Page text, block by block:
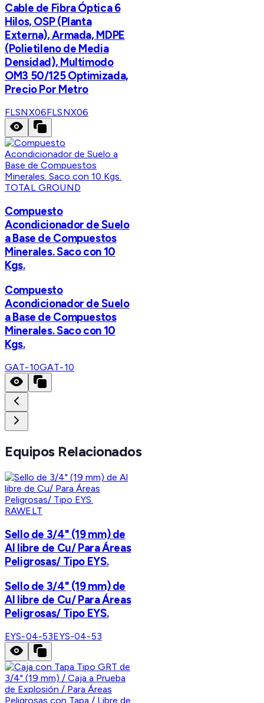
Cable de Fibra Óptica 6
Hilos, OSP (Planta
Externa), Armada, MDPE
(Polietileno de Media
Densidad), Multimodo
OM3 50/125 Optimizada,
Precio Por Metro
FLSNX06FLSNX06
TOTAL GROUND
Compuesto
Acondicionador de Suelo
a Base de Compuestos
Minerales. Saco con 10
Kgs.
Compuesto
Acondicionador de Suelo
a Base de Compuestos
Minerales. Saco con 10
Kgs.
GAT-10GAT-10
Equipos Relacionados
RAWELT
Sello de 3/4" (19 mm) de
Al libre de Cu/ Para Áreas
Peligrosas/ Tipo EYS.
Sello de 3/4" (19 mm) de
Al libre de Cu/ Para Áreas
Peligrosas/ Tipo EYS.
EYS-04-53EYS-04-53